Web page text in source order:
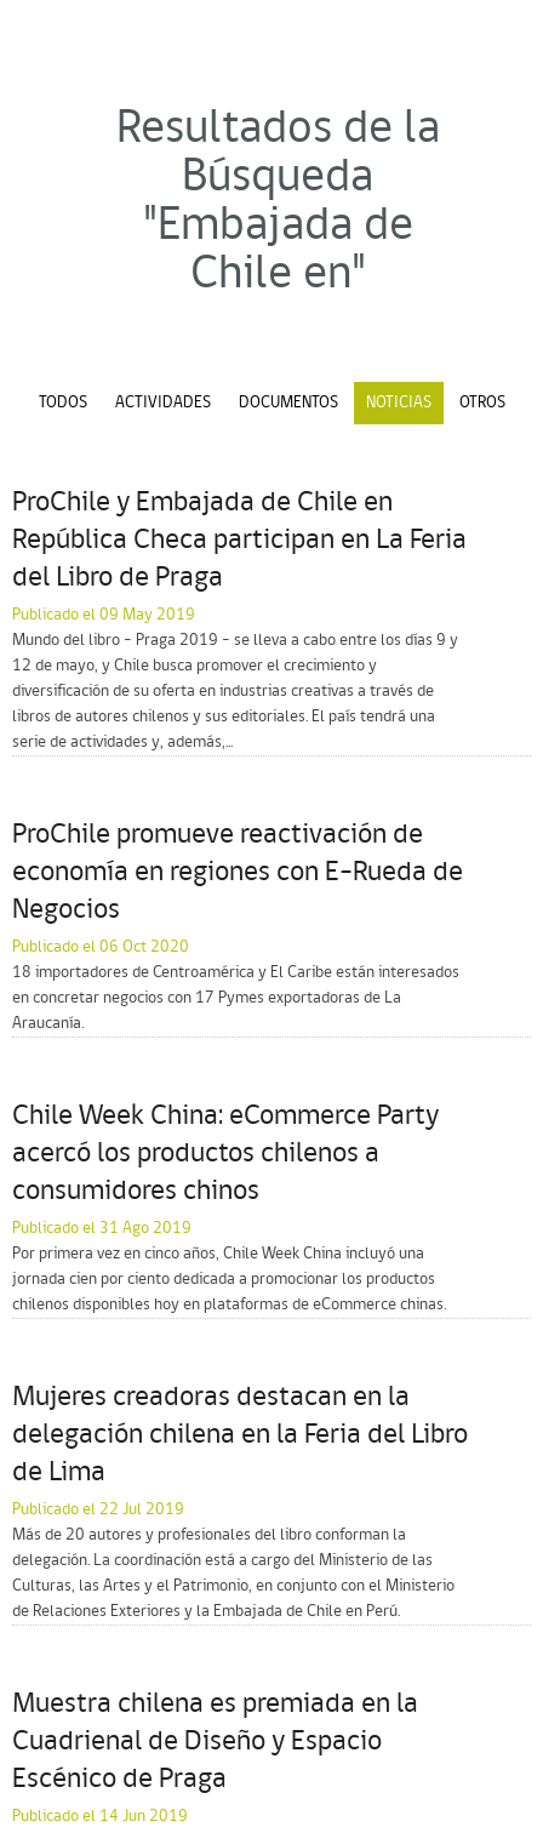
Resultados de la
Búsqueda
"Embajada de
Chile en"
TODOS ACTIVIDADES DOCUMENTOS NOTICIAS OTROS
ProChile y Embajada de Chile en
República Checa participan en La Feria
del Libro de Praga
Publicado el 09 May 2019
Mundo del libro – Praga 2019 – se lleva a cabo entre los días 9 y
12 de mayo, y Chile busca promover el crecimiento y
diversificación de su oferta en industrias creativas a través de
libros de autores chilenos y sus editoriales. El país tendrá una
serie de actividades y, además,...
ProChile promueve reactivación de
economía en regiones con E-Rueda de
Negocios
Publicado el 06 Oct 2020
18 importadores de Centroamérica y El Caribe están interesados
en concretar negocios con 17 Pymes exportadoras de La
Araucanía.
Chile Week China: eCommerce Party
acercó los productos chilenos a
consumidores chinos
Publicado el 31 Ago 2019
Por primera vez en cinco años, Chile Week China incluyó una
jornada cien por ciento dedicada a promocionar los productos
chilenos disponibles hoy en plataformas de eCommerce chinas.
Mujeres creadoras destacan en la
delegación chilena en la Feria del Libro
de Lima
Publicado el 22 Jul 2019
Más de 20 autores y profesionales del libro conforman la
delegación. La coordinación está a cargo del Ministerio de las
Culturas, las Artes y el Patrimonio, en conjunto con el Ministerio
de Relaciones Exteriores y la Embajada de Chile en Perú.
Muestra chilena es premiada en la
Cuadrienal de Diseño y Espacio
Escénico de Praga
Publicado el 14 Jun 2019